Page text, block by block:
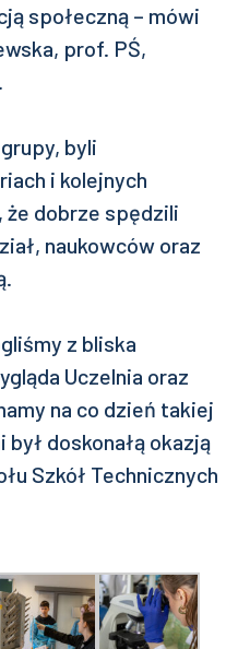
społeczną – mówi
prof. PŚ,
byli
i kolejnych
dobrze spędzili
naukowców oraz
z bliska
Uczelnia oraz
na co dzień takiej
doskonałą okazją
Szkół Technicznych